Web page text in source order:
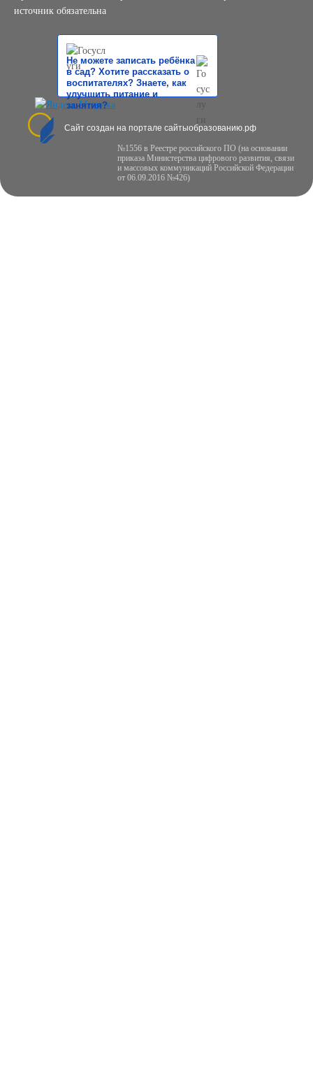
источник обязательна
Не можете записать ребёнка
в сад? Хотите рассказать о
воспитателях? Знаете, как
улучшить питание и
занятия?
Сайт создан на портале сайтыобразованию.рф
№1556 в Реестре российского ПО (на основании
приказа Министерства цифрового развития, связи
и массовых коммуникаций Российской Федерации
от 06.09.2016 №426)